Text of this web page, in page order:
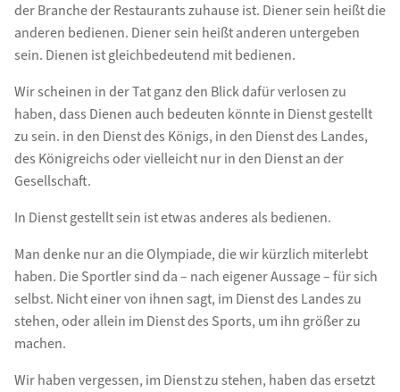
der Branche der Restaurants zuhause ist. Diener sein heißt die
anderen bedienen. Diener sein heißt anderen untergeben
sein. Dienen ist gleichbedeutend mit bedienen.
Wir scheinen in der Tat ganz den Blick dafür verlosen zu
haben, dass Dienen auch bedeuten könnte in Dienst gestellt
zu sein. in den Dienst des Königs, in den Dienst des Landes,
des Königreichs oder vielleicht nur in den Dienst an der
Gesellschaft.
In Dienst gestellt sein ist etwas anderes als bedienen.
Man denke nur an die Olympiade, die wir kürzlich miterlebt
haben. Die Sportler sind da – nach eigener Aussage – für sich
selbst. Nicht einer von ihnen sagt, im Dienst des Landes zu
stehen, oder allein im Dienst des Sports, um ihn größer zu
machen.
Wir haben vergessen, im Dienst zu stehen, haben das ersetzt